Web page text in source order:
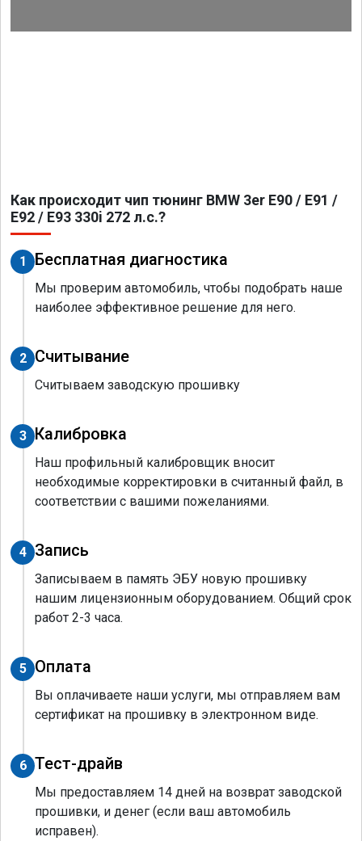
Как происходит чип тюнинг BMW 3er E90 / E91 /
E92 / E93 330i 272 л.с.?
1 Бесплатная диагностика
Мы проверим автомобиль, чтобы подобрать наше
наиболее эффективное решение для него.
2 Считывание
Считываем заводскую прошивку
3 Калибровка
Наш профильный калибровщик вносит
необходимые корректировки в считанный файл, в
соответствии с вашими пожеланиями.
4 Запись
Записываем в память ЭБУ новую прошивку
нашим лицензионным оборудованием. Общий срок
работ 2-3 часа.
5 Оплата
Вы оплачиваете наши услуги, мы отправляем вам
сертификат на прошивку в электронном виде.
6 Тест-драйв
Мы предоставляем 14 дней на возврат заводской
прошивки, и денег (если ваш автомобиль
исправен).